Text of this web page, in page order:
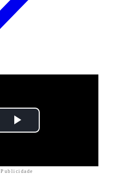
Publicidade